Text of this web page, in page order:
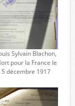
Sylvain Blachon,
pour la France le
5 décembre 1917